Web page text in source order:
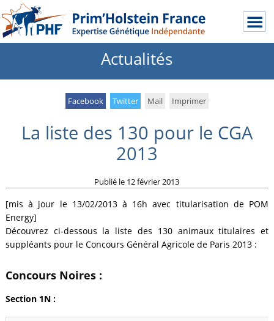
Actualités
Facebook Twitter Mail Imprimer
La liste des 130 pour le CGA
2013
Publié le 12 février 2013
[mis à jour le 13/02/2013 à 16h avec titularisation de POM
Energy]
Découvrez ci-dessous la liste des 130 animaux titulaires et
suppléants pour le Concours Général Agricole de Paris 2013 :
Concours Noires :
Section 1N :